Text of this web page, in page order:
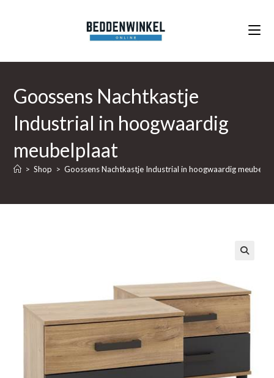
Goossens Nachtkastje
Industrial in hoogwaardig
meubelplaat
> Shop > Goossens Nachtkastje Industrial in hoogwaardig